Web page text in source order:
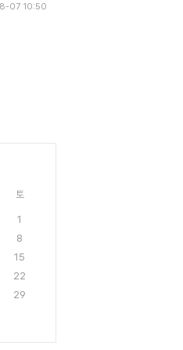
07 10:50
토
1
8
15
22
29